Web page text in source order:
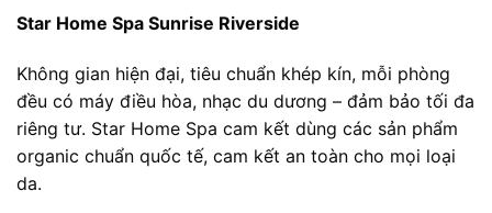
Star Home Spa Sunrise Riverside
Không gian hiện đại, tiêu chuẩn khép kín, mỗi phòng
đều có máy điều hòa, nhạc du dương – đảm bảo tối đa
riêng tư. Star Home Spa cam kết dùng các sản phẩm
organic chuẩn quốc tế, cam kết an toàn cho mọi loại
da.